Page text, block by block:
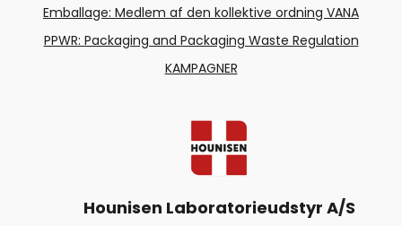
Emballage: Medlem af den kollektive ordning VANA
PPWR: Packaging and Packaging Waste Regulation
KAMPAGNER
Hounisen Laboratorieudstyr A/S